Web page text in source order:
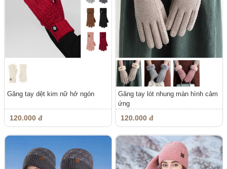
Găng tay dệt kim nữ hở ngón
120.000 đ
Găng tay lót nhung màn hình cảm
ứng
120.000 đ